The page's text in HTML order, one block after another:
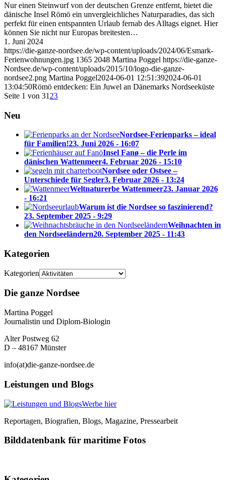
Nur einen Steinwurf von der deutschen Grenze entfernt, bietet die
dänische Insel Römö ein unvergleichliches Naturparadies, das sich
perfekt für einen entspannten Urlaub fernab des Alltags eignet. Hier
können Sie nicht nur Europas breitesten…
1. Juni 2024
https://die-ganze-nordsee.de/wp-content/uploads/2024/06/Esmark-
Ferienwohnungen.jpg 1365 2048 Martina Poggel https://die-ganze-
Nordsee.de/wp-content/uploads/2015/10/logo-die-ganze-
nordsee2.png Martina Poggel2024-06-01 12:51:392024-06-01
13:04:50Römö entdecken: Ein Juwel an Dänemarks Nordseeküste
Seite 1 von 31 23
Neu
Nordsee-Ferienparks – ideal
für Familien!23. Juni 2026 - 16:07
Insel Fanø – die Perle im
dänischen Wattenmeer4. Februar 2026 - 15:10
Nordsee oder Ostsee –
Unterschiede für Segler3. Februar 2026 - 13:24
Weltnaturerbe Wattenmeer23. Januar 2026
- 16:21
Warum ist die Nordsee so faszinierend?
23. September 2025 - 9:29
Weihnachten in
den Nordseeländern20. September 2025 - 11:43
Kategorien
Kategorien
Die ganze Nordsee
Martina Poggel
Journalistin und Diplom-Biologin
Alter Postweg 62
D – 48167 Münster
info(at)die-ganze-nordsee.de
Leistungen und Blogs
Werbe hier
Reportagen, Biografien, Blogs, Magazine, Pressearbeit
Bilddatenbank für maritime Fotos